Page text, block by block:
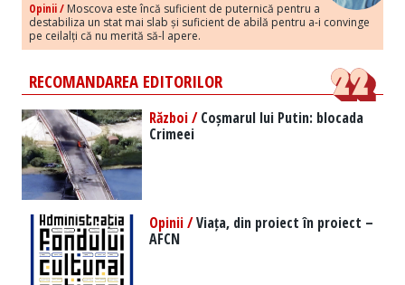
Opinii / Moscova este încă suficient de puternică pentru a
destabiliza un stat mai slab și suficient de abilă pentru a-i convinge
pe ceilalți că nu merită să-l apere.
RECOMANDAREA EDITORILOR
Război /Coșmarul lui Putin: blocada
Crimeei
Opinii /Viața, din proiect în proiect –
AFCN